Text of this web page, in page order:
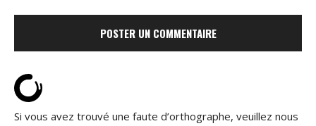
Si vous avez trouvé une faute d’orthographe, veuillez nous